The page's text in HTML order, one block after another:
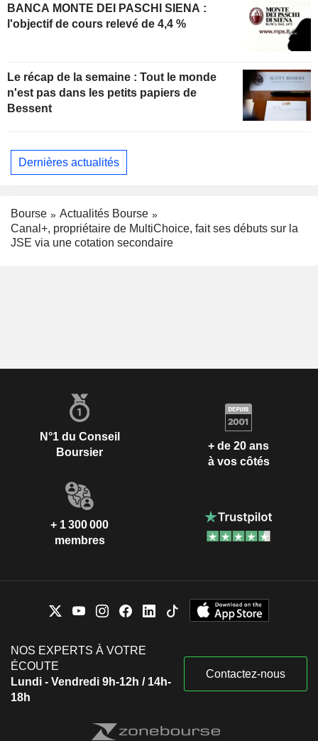
BANCA MONTE DEI PASCHI SIENA :
l'objectif de cours relevé de 4,4 %
Le récap de la semaine : Tout le monde
n'est pas dans les petits papiers de
Bessent
Dernières actualités
Bourse
Actualités Bourse
Canal+, propriétaire de MultiChoice, fait ses débuts sur la
JSE via une cotation secondaire
N°1 du Conseil
Boursier
+ de 20 ans
à vos côtés
+ 1 300 000
membres
NOS EXPERTS À VOTRE
ÉCOUTE
Lundi - Vendredi 9h-12h / 14h-
18h
Contactez-nous